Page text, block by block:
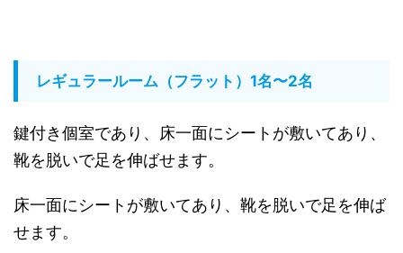
レギュラールーム（フラット）1名〜2名
鍵付き個室であり、床一面にシートが敷いてあり、
靴を脱いで足を伸ばせます。
床一面にシートが敷いてあり、靴を脱いで足を伸ば
せます。